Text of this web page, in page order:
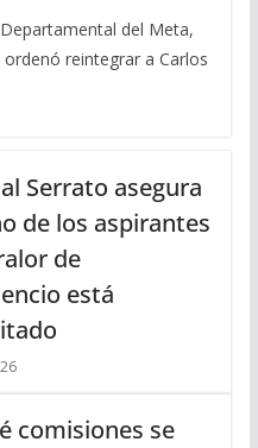
del Meta,
reintegrar a Carlos
Serrato asegura
de los aspirantes
de
está
comisiones se